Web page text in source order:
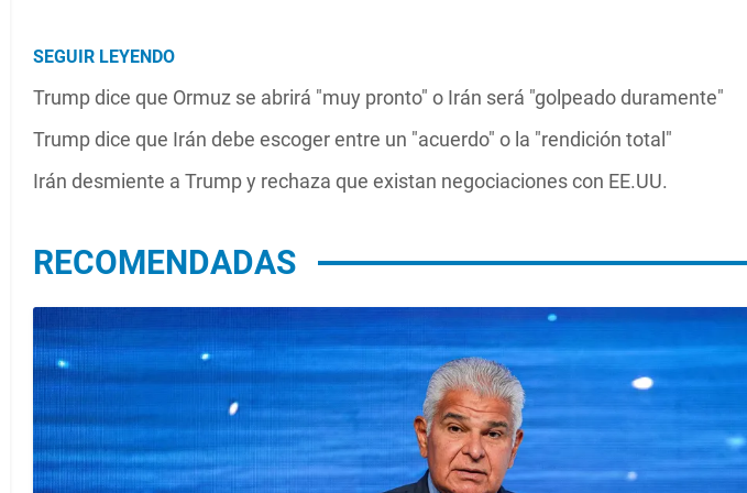
SEGUIR LEYENDO
Trump dice que Ormuz se abrirá "muy pronto" o Irán será "golpeado duramente"
Trump dice que Irán debe escoger entre un "acuerdo" o la "rendición total"
Irán desmiente a Trump y rechaza que existan negociaciones con EE.UU.
RECOMENDADAS